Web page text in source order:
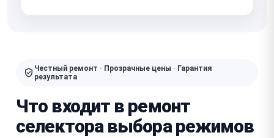
Честный ремонт · Прозрачные цены · Гарантия
результата
Что входит в ремонт
селектора выбора режимов